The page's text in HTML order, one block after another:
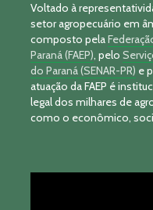
Voltado à
setor agropecuário em
composto pela
Paraná (FAEP), pelo
do Paraná (SENAR-PR) e
atuação da FAEP é
legal dos milhares de
como o econômico,